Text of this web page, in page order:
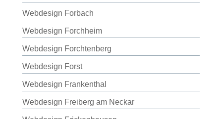
Webdesign Forbach
Webdesign Forchheim
Webdesign Forchtenberg
Webdesign Forst
Webdesign Frankenthal
Webdesign Freiberg am Neckar